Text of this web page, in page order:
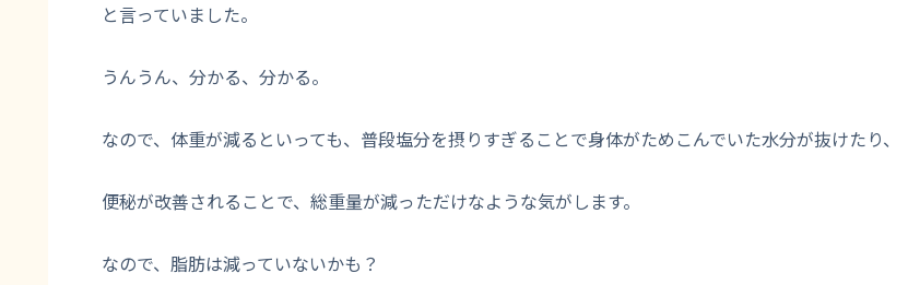
と言っていました。
うんうん、分かる、分かる。
なので、体重が減るといっても、普段塩分を摂りすぎることで身体がためこんでいた水分が抜けたり、
便秘が改善されることで、総重量が減っただけなような気がします。
なので、脂肪は減っていないかも？